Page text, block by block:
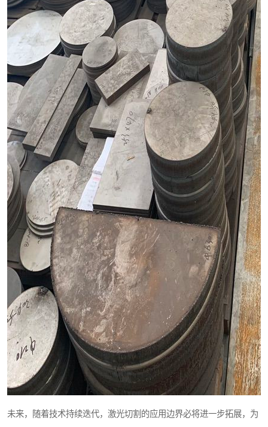
未来，随着技术持续迭代，激光切割的应用边界必将进一步拓展，为